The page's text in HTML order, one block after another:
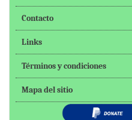
Contacto
Links
Términos y condiciones
Mapa del sitio